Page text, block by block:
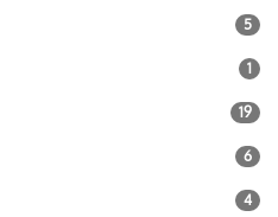
5
1
19
6
4